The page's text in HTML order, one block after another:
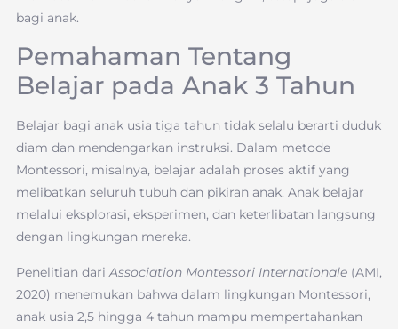
bagi anak.
Pemahaman Tentang
Belajar pada Anak 3 Tahun
Belajar bagi anak usia tiga tahun tidak selalu berarti duduk
diam dan mendengarkan instruksi. Dalam metode
Montessori, misalnya, belajar adalah proses aktif yang
melibatkan seluruh tubuh dan pikiran anak. Anak belajar
melalui eksplorasi, eksperimen, dan keterlibatan langsung
dengan lingkungan mereka.
Penelitian dariAssociation Montessori Internationale(AMI,
2020) menemukan bahwa dalam lingkungan Montessori,
anak usia 2,5 hingga 4 tahun mampu mempertahankan